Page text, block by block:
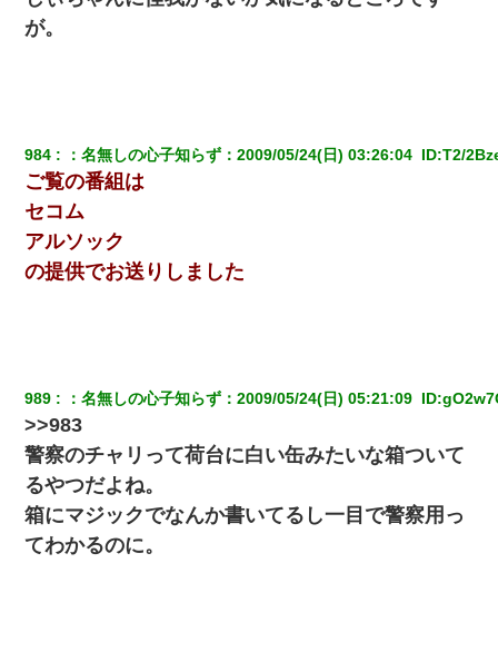
中途採用のAが部長から呼び出された。Aはヘラヘラと部屋に入っ
ていき、1時間後に号泣しながら出てきて…
【悲報】お風呂で父親と姉が完全に行為してるんだが...
【悲報】嫁がワイのこと嫌いっぽいから単身赴任した結果
彼女(美人女医)にネックレスをプレゼント。「こんな安物を渡すく
らいなら、渡さないほうがマシだからね」→ ６０万したと話した
ら・・・
ミスした新人(
)に冗談で「行為させてくれたら許してあげる」
って言ったら・・・
が。
984 ：名無しの心子知らず ：2009/05/24(日) 03:26:04 ID:T2/
ご覧の番組は
セコム
アルソック
の提供でお送りしました
989 ：名無しの心子知らず ：2009/05/24(日) 05:21:09 ID:
>>983
警察のチャリって荷台に白い缶みたいな箱ついて
るやつだよね。
箱にマジックでなんか書いてるし一目で警察用っ
てわかるのに。